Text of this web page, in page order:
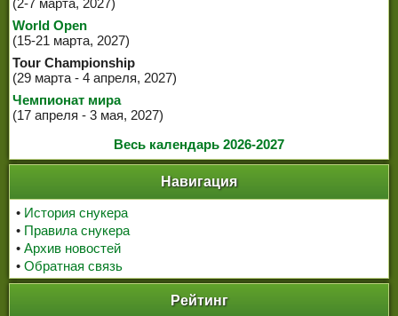
(2-7 марта, 2027)
World Open
(15-21 марта, 2027)
Tour Championship
(29 марта - 4 апреля, 2027)
Чемпионат мира
(17 апреля - 3 мая, 2027)
Весь календарь 2026-2027
Навигация
• История снукера
• Правила снукера
• Архив новостей
• Обратная связь
Рейтинг